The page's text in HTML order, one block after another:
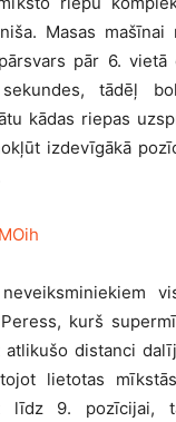
Masas mašīnai
pār 6. vietā
tādēļ
kādas riepas
izdevīgākā
kurš
atlikušo distanci
lietotas
līdz 9. pozīcijai,